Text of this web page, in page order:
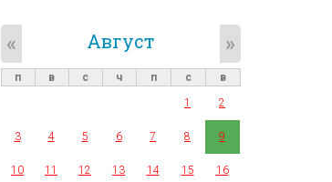
Август
« »
п в с ч п с
в
1
2
3 4 5 6 7 8 9
10 11 12 13 14 15 16